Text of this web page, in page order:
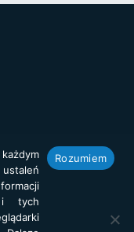
i tych
Rozumiem